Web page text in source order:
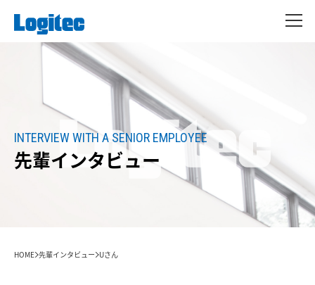
INTERVIEW WITH A SENIOR EMPLOYEE
先輩インタビュー
HOME 先輩インタビュー Uさん